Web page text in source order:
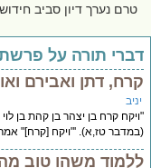
טרם נערך דיון סביב חידוש זה
תורה על פרשת
דתן ואבירם ואון
קרח בן יצהר בן קהת בן לוי
טז,א). '"ויקח [קרח]" אמר
משהו טוב